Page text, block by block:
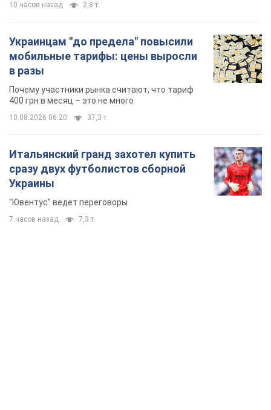
10 часов назад 2,8 т.
Украинцам "до предела" повысили
мобильные тарифы: цены выросли
в разы
Почему участники рынка считают, что тариф
400 грн в месяц – это не много
10.08.2026 06:20 37,3 т.
Итальянский гранд захотел купить
сразу двух футболистов сборной
Украины
"Ювентус" ведет переговоры
7 часов назад 7,3 т.